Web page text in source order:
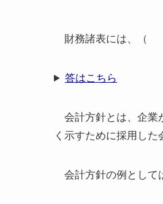
財務諸表には、（
答はこちら
会計方針とは、企業
く示すために採用した
会計方針の例として